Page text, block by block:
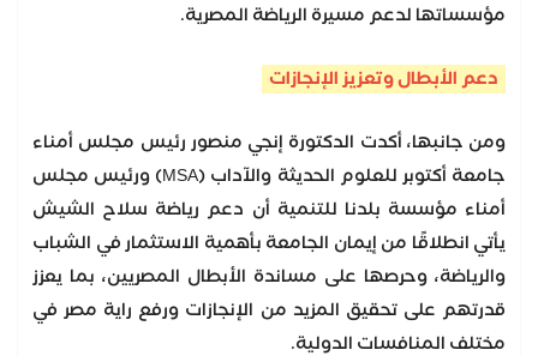
مؤسساتها لدعم مسيرة الرياضة المصرية.
دعم الأبطال وتعزيز الإنجازات
ومن جانبها، أكدت الدكتورة إنجي منصور رئيس مجلس أمناء
جامعة أكتوبر للعلوم الحديثة والآداب (MSA) ورئيس مجلس
أمناء مؤسسة بلدنا للتنمية أن دعم رياضة سلاح الشيش
يأتي انطلاقًا من إيمان الجامعة بأهمية الاستثمار في الشباب
والرياضة، وحرصها على مساندة الأبطال المصريين، بما يعزز
قدرتهم على تحقيق المزيد من الإنجازات ورفع راية مصر في
مختلف المنافسات الدولية.